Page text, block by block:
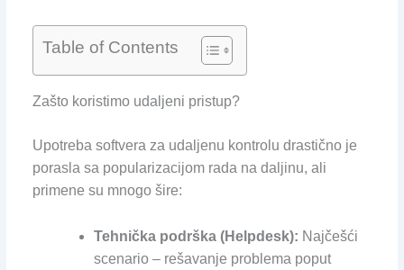
Table of Contents
Zašto koristimo udaljeni pristup?
Upotreba softvera za udaljenu kontrolu drastično je
porasla sa popularizacijom rada na daljinu, ali
primene su mnogo šire:
Tehnička podrška (Helpdesk): Najčešći
scenario – rešavanje problema poput